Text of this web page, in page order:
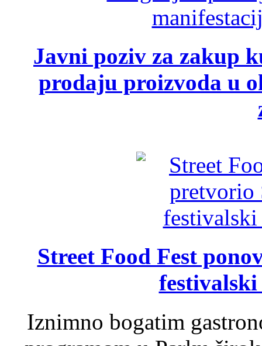
Javni poziv za zakup
prodaju proizvoda u
Street Food Fest
Iznimno bogatim